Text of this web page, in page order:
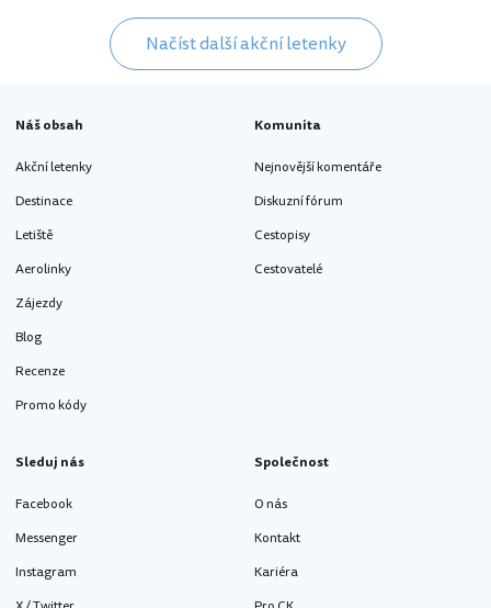
Načíst další akční letenky
Náš obsah
Akční letenky
Destinace
Letiště
Aerolinky
Zájezdy
Blog
Recenze
Promo kódy
Komunita
Nejnovější komentáře
Diskuzní fórum
Cestopisy
Cestovatelé
Sleduj nás
Facebook
Messenger
Instagram
Společnost
O nás
Kontakt
Kariéra